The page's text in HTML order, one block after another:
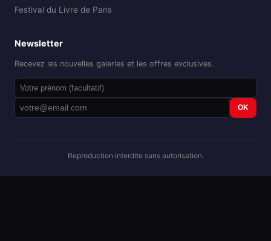
Festival du Livre de Paris
Newsletter
Recevez les nouvelles galeries et les offres exclusives.
OK
Reproduction interdite sans autorisation.